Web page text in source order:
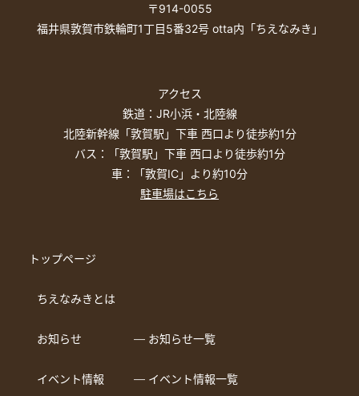
〒914-0055
福井県敦賀市鉄輪町1丁目5番32号 otta内「ちえなみき」
アクセス
鉄道：JR小浜・北陸線
北陸新幹線「敦賀駅」下車 西口より徒歩約1分
バス：「敦賀駅」下車 西口より徒歩約1分
車：「敦賀IC」より約10分
駐車場はこちら
トップページ
ちえなみきとは
お知らせ ― お知らせ一覧
イベント情報 ― イベント情報一覧